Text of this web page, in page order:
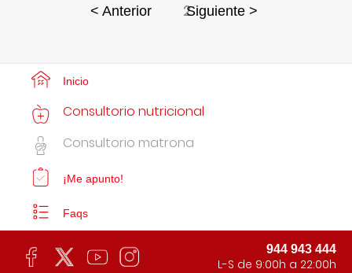
< Anterior 2Siguiente >
Inicio
Consultorio nutricional
Consultorio matrona
¡Me apunto!
Faqs
944 943 444
L-S de 9:00h a 22:00h